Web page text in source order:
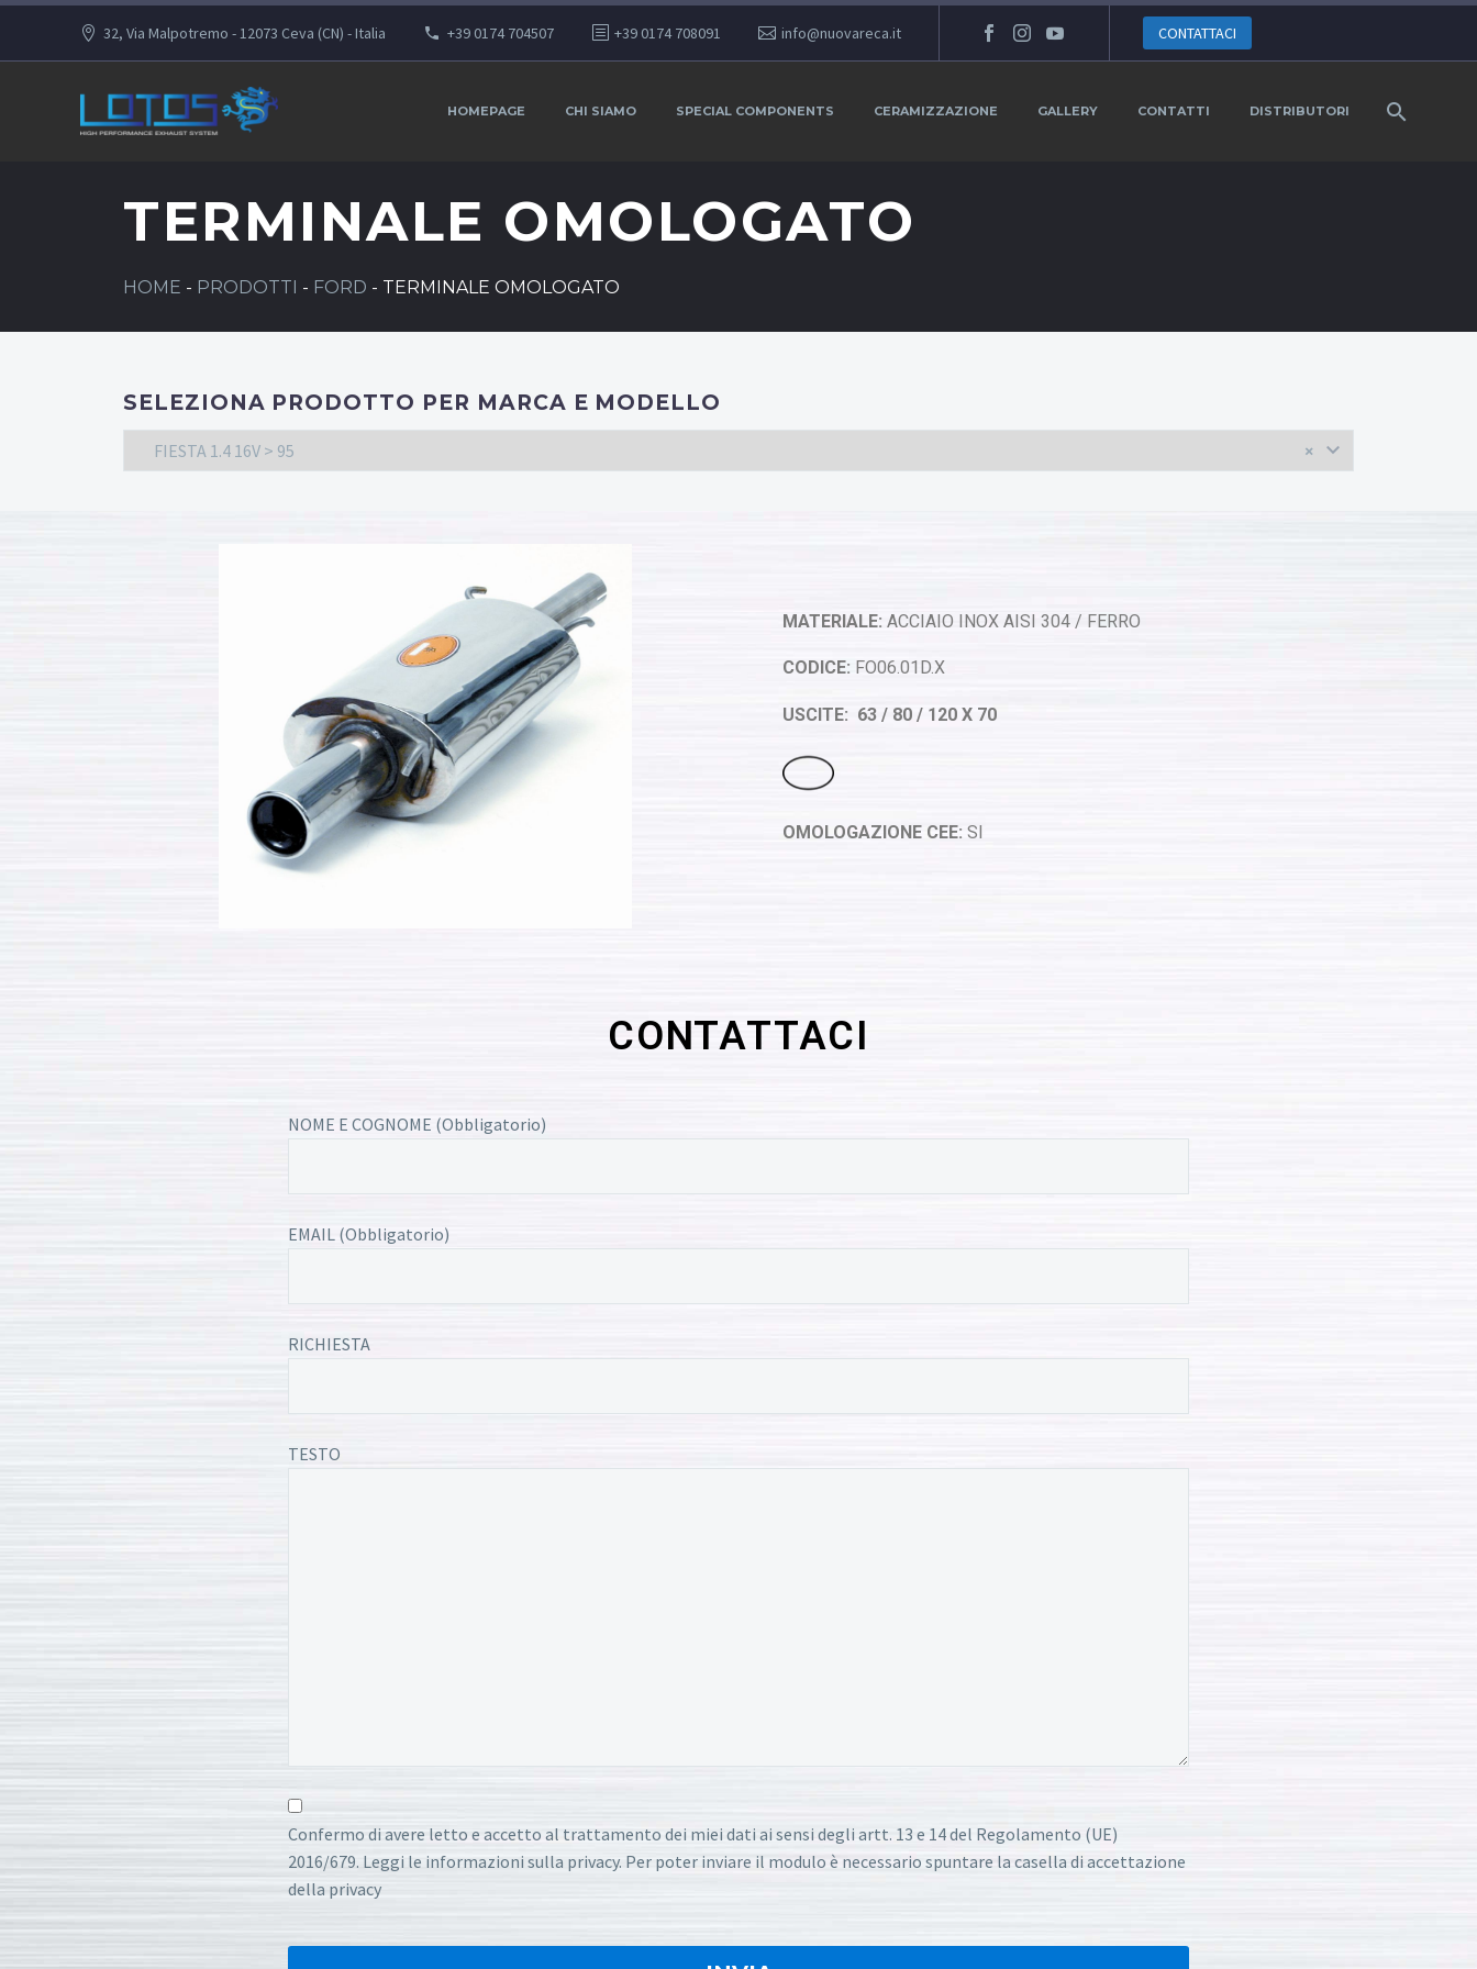
32, Via Malpotremo - 12073 Ceva (CN) - Italia +39 0174 704507 +39 0174 708091 info@nuovareca.it CONTATTACI
HOMEPAGE CHI SIAMO SPECIAL COMPONENTS CERAMIZZAZIONE GALLERY CONTATTI DISTRIBUTORI
TERMINALE OMOLOGATO
HOME - PRODOTTI - FORD - TERMINALE OMOLOGATO
SELEZIONA PRODOTTO PER MARCA E MODELLO
×
FIESTA 1.4 16V > 95
MATERIALE: ACCIAIO INOX AISI 304 / FERRO
CODICE: FO06.01D.X
USCITE: 63 / 80 / 120 X 70
OMOLOGAZIONE CEE: SI
CONTATTACI
NOME E COGNOME (Obbligatorio)
EMAIL (Obbligatorio)
RICHIESTA
TESTO
Confermo di avere letto e accetto al trattamento dei miei dati ai sensi degli artt. 13 e 14 del Regolamento (UE)
2016/679. Leggi le informazioni sulla privacy. Per poter inviare il modulo è necessario spuntare la casella di accettazione
della privacy